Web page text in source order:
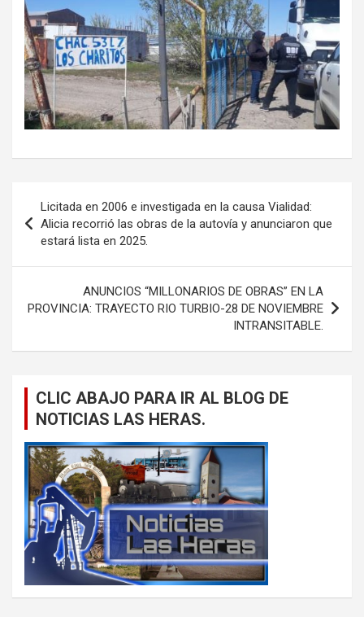
de
entradas
Licitada en 2006 e investigada en la causa Vialidad:
Alicia recorrió las obras de la autovía y anunciaron que
estará lista en 2025.
ANUNCIOS “MILLONARIOS DE OBRAS” EN LA
PROVINCIA: TRAYECTO RIO TURBIO-28 DE NOVIEMBRE
INTRANSITABLE.
CLIC ABAJO PARA IR AL BLOG DE
NOTICIAS LAS HERAS.